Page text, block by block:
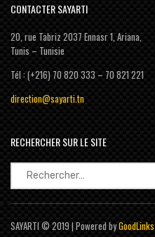
CONTACTER SAYARTI
20, rue Tabriz 2037 Ennasr 1, Ariana,
Tunis – Tunisie
Tél : (+216) 70 820 333 – 70 821 221
direction@sayarti.tn
RECHERCHER SUR LE SITE
Rechercher :
SAYARTI © 2019 | Powered byGoodLinks